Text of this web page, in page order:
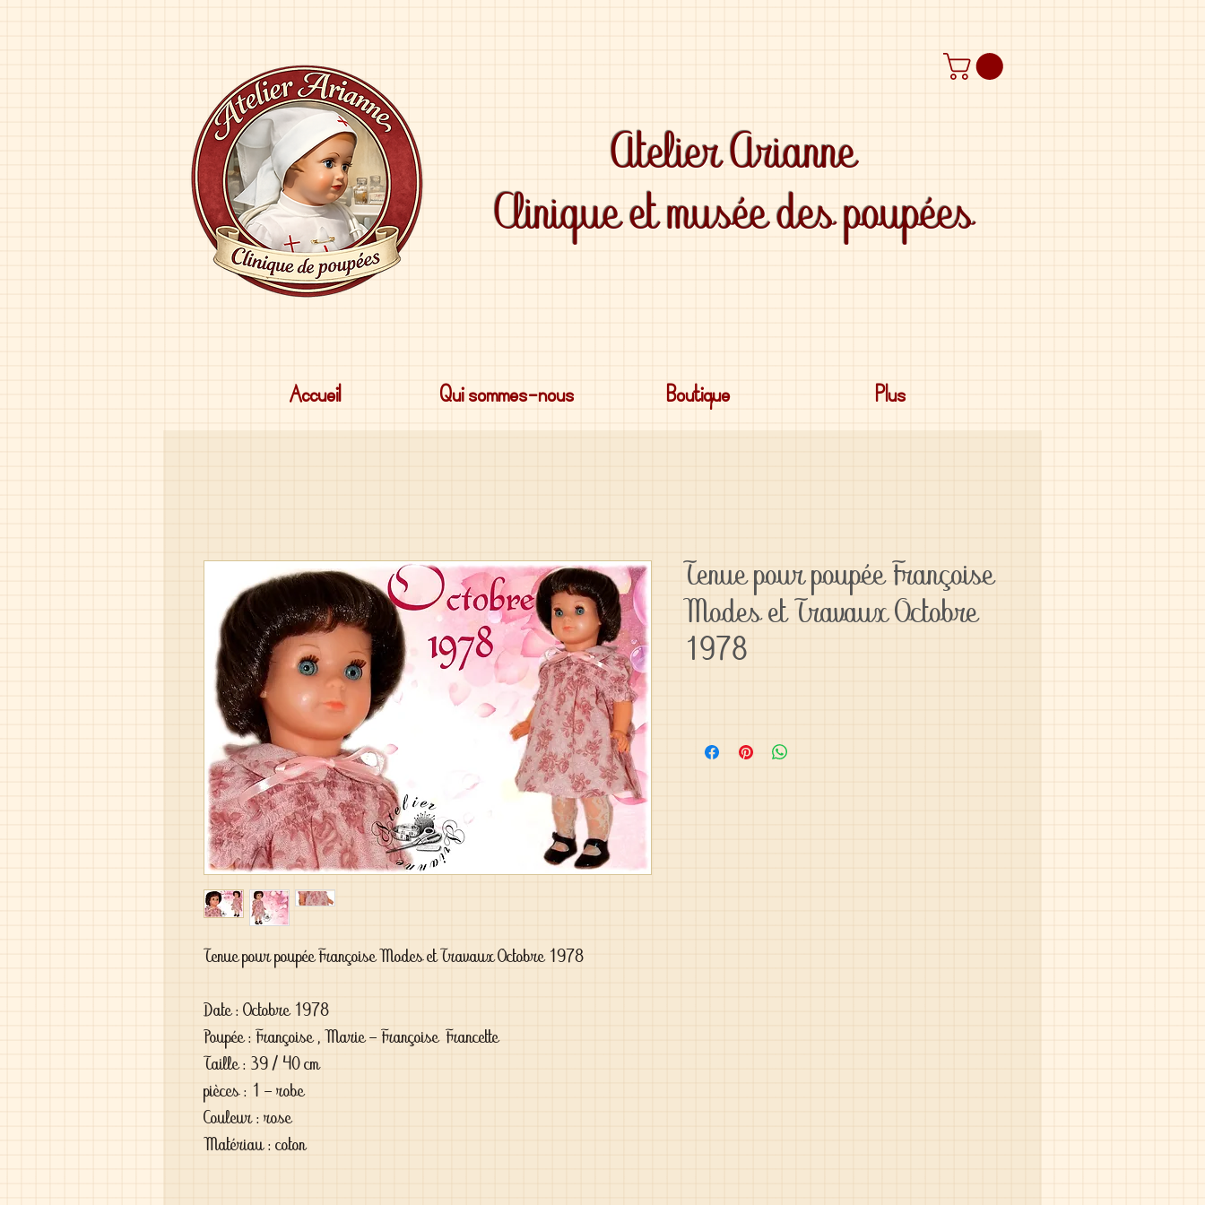
Atelier Arianne
Clinique et musée des poupées
Accueil Qui sommes-nous Boutique Plus
Tenue pour poupée Françoise Modes et Travaux Octobre 1978
Date : Octobre 1978
Poupée : Françoise , Marie - Françoise Francette
Taille : 39 / 40 cm
pièces : 1 - robe
Couleur : rose
Matériau : coton
Tenue pour poupée Françoise
Modes et Travaux Octobre
1978